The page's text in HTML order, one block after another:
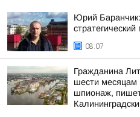
Юрий
08:07
Гражданина
шести месяцам
шпионаж,